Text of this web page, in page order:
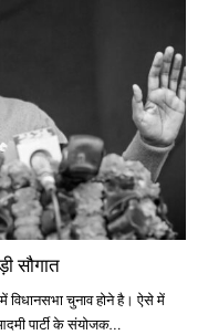
सौगात
चुनाव होने है। ऐसे में
पार्टी के संयोजक…